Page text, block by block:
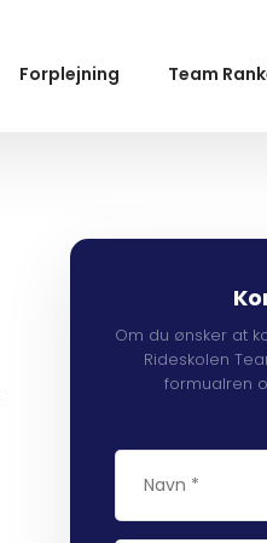
Forplejning Team
Om du ønsker at
Rideskolen
formualren